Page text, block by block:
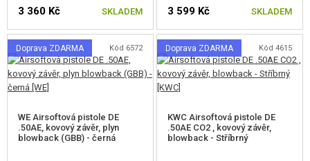
SIG SÉRIE
WW2
OSTATNÍ PLYNOVÉ ZBRANĚ
MANUÁLNÍ AIRSOFT PISTOLE
3 360 Kč SKLADEM 3 599 Kč SKLADEM
Doprava ZDARMA Kód 6572
WE Airsoftová pistole DE
.50AE, kovový závěr, plyn
blowback (GBB) - černá
Doprava ZDARMA Kód 4615
KWC Airsoftová pistole DE
.50AE CO2 , kovový závěr,
blowback - Stříbrný